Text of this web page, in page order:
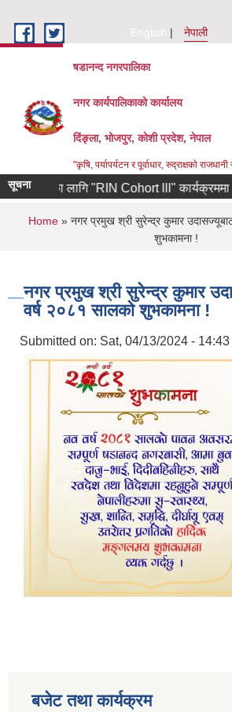
English
नेपाली
षडानन्द नगरपालिका
नगर कार्यपालिकाको कार्यालय
दिंङ्ला, भोजपुर, कोशी प्रदेश, नेपाल
"कृषि, पर्यापर्यटन र पूर्वाधार, रुद्राक्षको
सूचना लागि "RIN Cohort lll" कार्यक्रममा
You are here
Home» नगर प्रमुख श्री सुरेन्द्र कुमार
शुभकामना !
नगर प्रमुख श्री सुरेन्द्र कुमार
वर्ष २०८१ सालको शुभकामना !
Submitted on: Sat, 04/13/2024 - 14:43
बजेट तथा कार्यक्रम